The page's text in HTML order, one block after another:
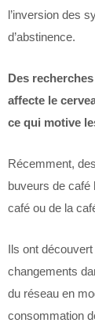
l’inversion des
d’abstinence.
Des
affecte le
ce qui motive
Récemment,
buveurs de café
café ou de la
Ils ont
changements
du réseau en
consommation